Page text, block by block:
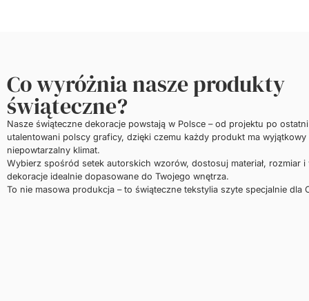
Co wyróżnia nasze produkty
świąteczne?
Nasze świąteczne dekoracje powstają w Polsce – od projektu po
utalentowani polscy graficy, dzięki czemu każdy produkt ma wyjątkowy
niepowtarzalny klimat.
Wybierz spośród setek autorskich wzorów, dostosuj materiał, rozmiar
dekoracje idealnie dopasowane do Twojego wnętrza.
To nie masowa produkcja – to świąteczne tekstylia szyte specjalnie dla